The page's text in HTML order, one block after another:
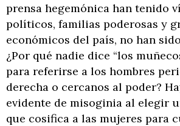
prensa hegemónica han tenido
políticos, familias poderosas y
económicos del país, no han
¿Por qué nadie dice “los
para referirse a los hombres
derecha o cercanos al poder?
evidente de misoginia al elegir
que cosifica a las mujeres para